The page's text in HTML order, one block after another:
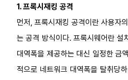
1. 프록시재킹 공격
먼저, 프록시재킹 공격이란 사용자
는 공격 방식이다. 프록시웨어란 설
대역폭을 제공하는 대신 일정한 금
적으로 네트워크 대역폭을 탈취당